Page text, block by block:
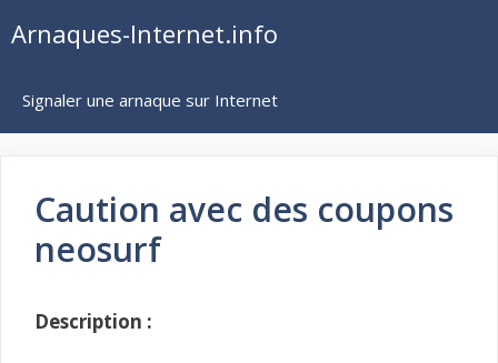
auArnaques-Internet.info
Signaler une arnaque sur Internet
Caution avec des coupons
neosurf
Description :